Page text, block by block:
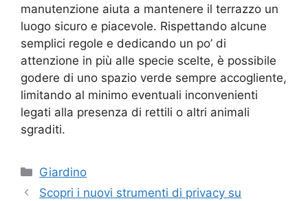
manutenzione aiuta a mantenere il terrazzo un
luogo sicuro e piacevole. Rispettando alcune
semplici regole e dedicando un po’ di
attenzione in più alle specie scelte, è possibile
godere di uno spazio verde sempre accogliente,
limitando al minimo eventuali inconvenienti
legati alla presenza di rettili o altri animali
sgraditi.
Categorie
Giardino
Scopri i nuovi strumenti di privacy su